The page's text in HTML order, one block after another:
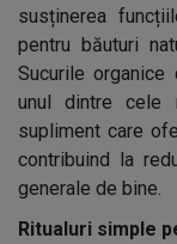
susținerea
pentru băuturi
Sucurile
unul dintre cele
supliment care
contribuind la
generale de bine.
Ritualuri simple